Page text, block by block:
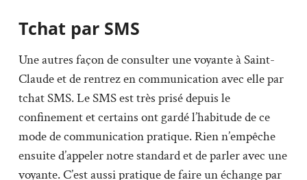
Tchat par SMS
Une autres façon de consulter une voyante à Saint-
Claude et de rentrez en communication avec elle par
tchat SMS. Le SMS est très prisé depuis le
confinement et certains ont gardé l’habitude de ce
mode de communication pratique. Rien n’empêche
ensuite d’appeler notre standard et de parler avec une
voyante. C’est aussi pratique de faire un échange par